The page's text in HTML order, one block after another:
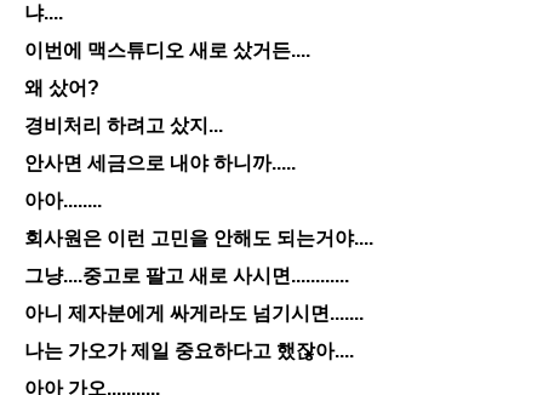
냐....
이번에 맥스튜디오 새로 샀거든....
왜 샀어?
경비처리 하려고 샀지...
안사면 세금으로 내야 하니까.....
아아........
회사원은 이런 고민을 안해도 되는거야....
그냥....중고로 팔고 새로 사시면............
아니 제자분에게 싸게라도 넘기시면.......
나는 가오가 제일 중요하다고 했잖아....
아아 가오...........